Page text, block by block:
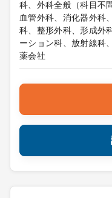
科、外科全般（科目不
血管外科、消化器外科
科、整形外科、形成外
ーション科、放射線科
薬会社